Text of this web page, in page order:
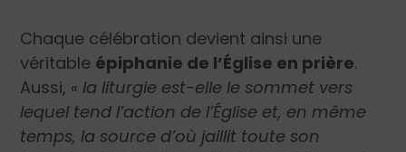
Chaque célébration devient ainsi une
véritable épiphanie de l’Église en prière.
Aussi, « la liturgie est-elle le sommet vers
lequel tend l’action de l’Église et, en même
temps, la source d’où jaillit toute son